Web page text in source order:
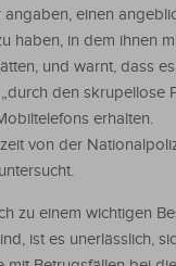
einen
haben, in dem ihnen
und warnt, dass
den skrupellose
erhalten.
von der
zu einem wichtigen
ist es unerlässlich,